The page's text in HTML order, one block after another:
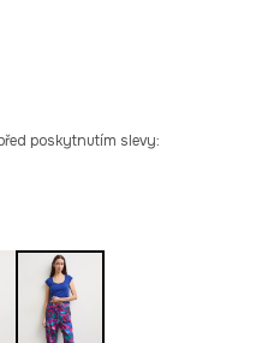
poskytnutím slevy: